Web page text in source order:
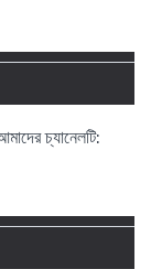
চ্যানেলটি: